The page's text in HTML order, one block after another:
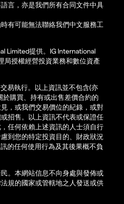
言，亦是我們所有合同文件中具
有可能無法聯絡我們中文服務工
Limited提供。IG International
局授權經營投資業務和數位資產
易執行。以上資訊並不包含(亦
購買、持有或出售差價合約的
，或我們交易價位的紀錄，或對
招售。以上資訊不代表或保證任
任何依賴上述資訊的人士須自行
到您的特定投資目的、財政狀況
的任何使用行為及其後果概不負
。本網站信息不向身處與發佈或
規的國家或管轄地之人發送或供